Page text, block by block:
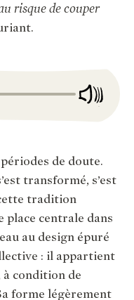
risque de couper
de doute.
transformé, s’est
tradition
place centrale dans
au design épuré
: il appartient
à condition de
forme légèrement